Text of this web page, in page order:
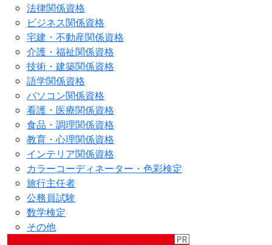
法律関係資格
ビジネス関係資格
宅建・不動産関係資格
介護・福祉関係資格
技術・建築関係資格
語学関係資格
パソコン関係資格
看護・医療関係資格
食品・調理関係資格
教育・心理関係資格
インテリア関係資格
カラーコーディネーター・色彩検定
旅行主任者
公務員試験
数学検定
その他